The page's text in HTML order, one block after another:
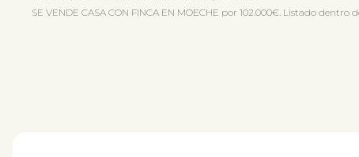
SE VENDE CASA CON FINCA EN MOECHE por 102.000€. Listado